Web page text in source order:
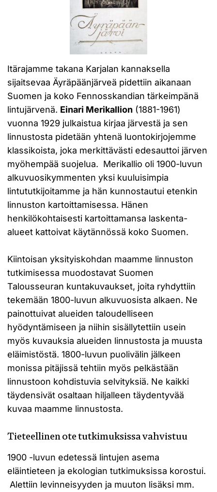
Itärajamme takana Karjalan kannaksella
sijaitsevaa Äyräpäänjärveä pidettiin aikanaan
Suomen ja koko Fennosskandian tärkeimpänä
lintujärvenä. Einari Merikallion (1881-1961)
vuonna 1929 julkaistua kirjaa järvestä ja sen
linnustosta pidetään yhtenä luontokirjojemme
klassikoista, joka merkittävästi edesauttoi järven
myöhempää suojelua. Merikallio oli 1900-luvun
alkuvuosikymmenten yksi kuuluisimpia
lintututkijoitamme ja hän kunnostautui etenkin
linnuston kartoittamisessa. Hänen
henkilökohtaisesti kartoittamansa laskenta-
alueet kattoivat käytännössä koko Suomen.
Kiintoisan yksityiskohdan maamme linnuston
tutkimisessa muodostavat Suomen
Talousseuran kuntakuvaukset, joita ryhdyttiin
tekemään 1800-luvun alkuvuosista alkaen. Ne
painottuivat alueiden taloudelliseen
hyödyntämiseen ja niihin sisällytettiin usein
myös kuvauksia alueiden linnustosta ja muusta
eläimistöstä. 1800-luvun puolivälin jälkeen
monissa pitäjissä tehtiin myös pelkästään
linnustoon kohdistuvia selvityksiä. Ne kaikki
täydensivät osaltaan hiljalleen täydentyvää
kuvaa maamme linnustosta.
Tieteellinen ote tutkimuksissa vahvistuu
1900 -luvun edetessä lintujen asema
eläintieteen ja ekologian tutkimuksissa korostui.
Alettiin levinneisyyden ja muuton lisäksi mm.